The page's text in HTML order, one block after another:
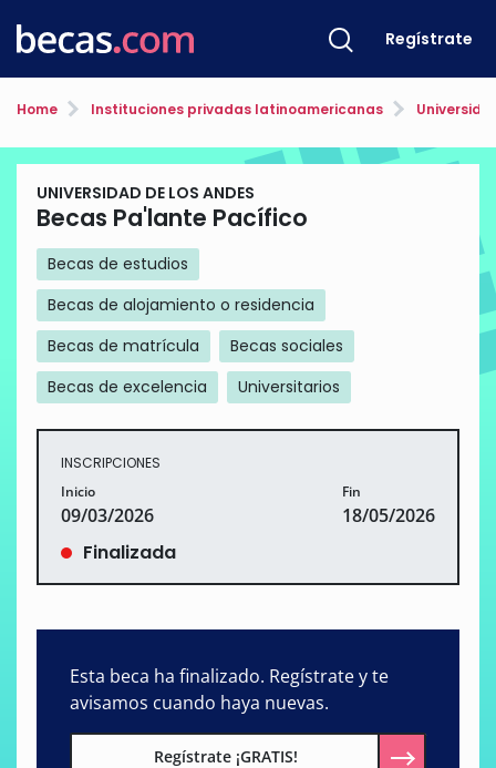
Regístrate
Home Instituciones privadas latinoamericanas
UNIVERSIDAD DE LOS ANDES
Becas Pa'lante Pacífico
Becas de estudios
Becas de alojamiento o residencia
Becas de matrícula
Becas sociales
Becas de excelencia
Universitarios
INSCRIPCIONES
Inicio
09/03/2026
Fin
18/05/2026
Finalizada
Esta beca ha finalizado. Regístrate y te
avisamos cuando haya nuevas.
Regístrate ¡GRATIS!